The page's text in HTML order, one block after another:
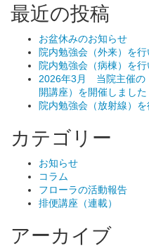
最近の投稿
お盆休みのお知らせ
院内勉強会（外来）を行
院内勉強会（病棟）を行
2026年3月 当院主催の
開講座）を開催しました
院内勉強会（放射線）を
カテゴリー
お知らせ
コラム
フローラの活動報告
排便講座（連載）
アーカイブ